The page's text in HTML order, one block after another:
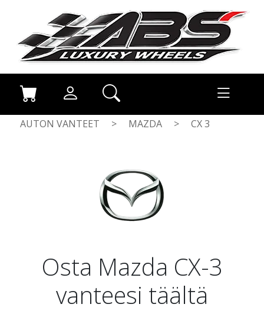
AUTON VANTEET > MAZDA > CX 3
Osta Mazda CX-3
vanteesi täältä